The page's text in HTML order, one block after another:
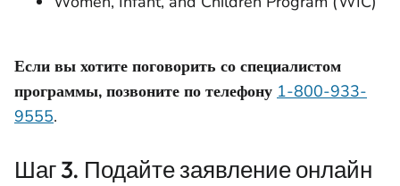
Если вы хотите поговорить со специалистом
программы, позвоните по телефону 1-800-933-
9555.
Шаг 3. Подайте заявление онлайн